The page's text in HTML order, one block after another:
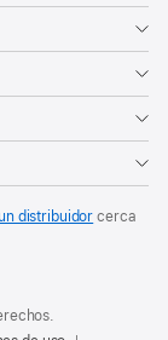
distribuidor cerca